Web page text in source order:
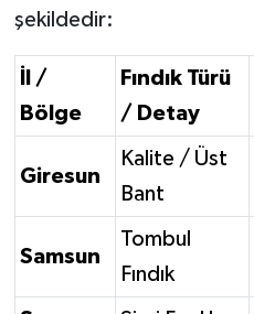
şekildedir:
İl /
Bölge
Fındık Türü
/ Detay
Giresun
Kalite / Üst
Bant
Samsun
Tombul
Fındık